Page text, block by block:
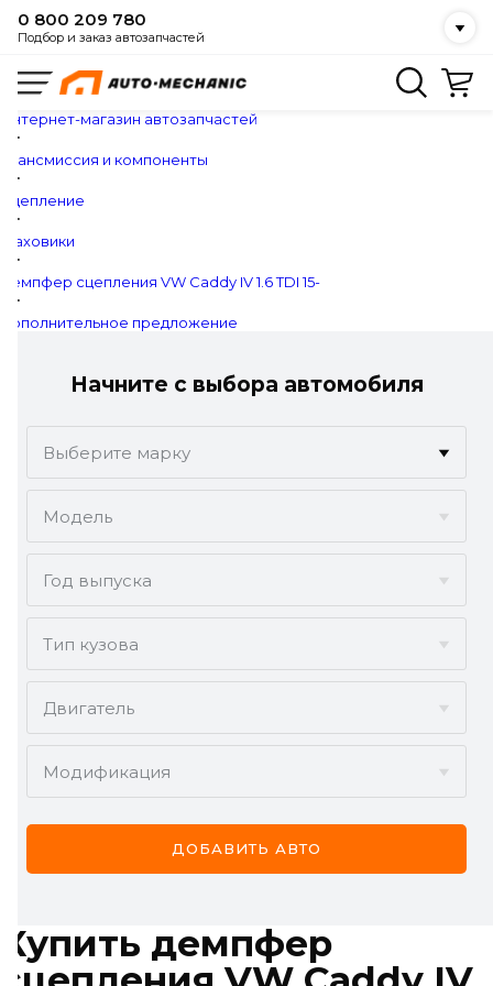
0 800 209 780
Подбор и заказ автозапчастей
Интернет-магазин автозапчастей
Трансмиссия и компоненты
Сцепление
Маховики
Демпфер сцепления VW Caddy IV 1.6 TDI 15-
Дополнительное предложение
Начните с выбора автомобиля
Выберите марку
ALFA ROMEO
AUDI
BMW
BYD
CADILLAC
CHERY
CHEVROLET
CHRYSLER
DACIA
Модель
Год выпуска
Тип кузова
Двигатель
Модификация
ДОБАВИТЬ АВТО
Купить демпфер